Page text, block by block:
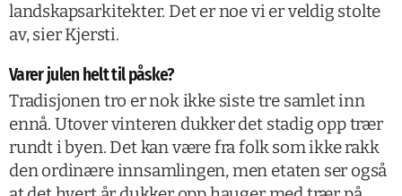
landskapsarkitekter. Det er noe vi er veldig stolte
av, sier Kjersti.
Varer julen helt til påske?
Tradisjonen tro er nok ikke siste tre samlet inn
ennå. Utover vinteren dukker det stadig opp trær
rundt i byen. Det kan være fra folk som ikke rakk
den ordinære innsamlingen, men etaten ser også